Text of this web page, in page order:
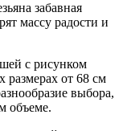
забавная
массу радости и
с рисунком
размерах от 68 см
выбора,
объеме.